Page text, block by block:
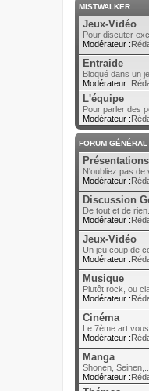
MISTWALKER
Jeux-Vidéo
Pour discuter
Modérateur :
Entraide
Bloqué dans un
Modérateur :
L'équipe
Pour parler des
Modérateur :
FORUM GÉNÉRAL
Présentations
N'oubliez pas de
Modérateur :
Discussion
De tout et de rien.
Modérateur :
Jeux-Vidéo
Un jeu coup de
Modérateur :
Musique
Plutôt rock, ou
Modérateur :
Cinéma
Le 7ème art
Modérateur :
Manga
Shonen,
Modérateur :